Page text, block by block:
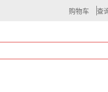
购物车 查